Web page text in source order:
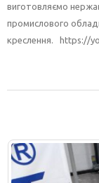
виготовляємо
промислового
креслення. https://